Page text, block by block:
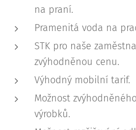
na praní.
Pramenitá voda na
STK pro naše
zvýhodněnou cenu.
Výhodný mobilní tarif.
Možnost
výrobků.